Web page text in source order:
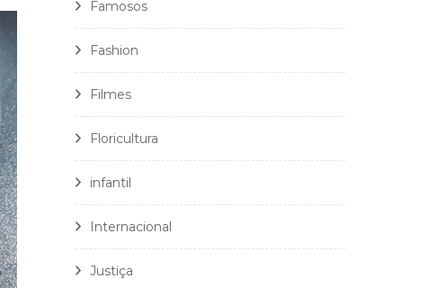
Famosos
Fashion
Filmes
Floricultura
infantil
Internacional
Justiça